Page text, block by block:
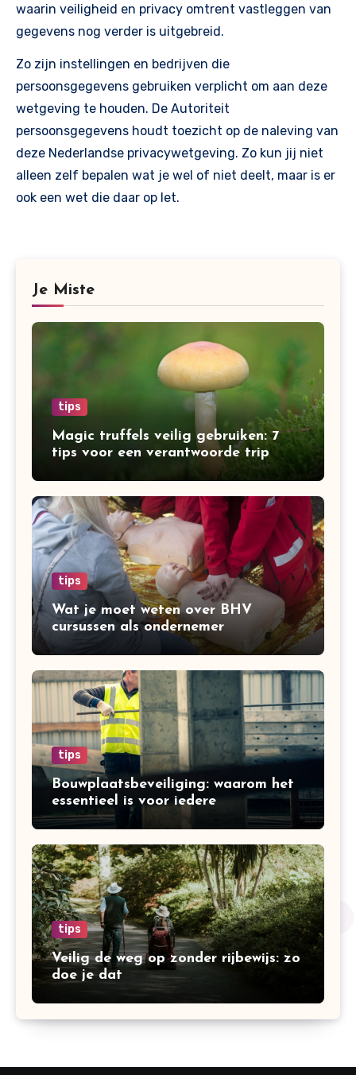
waarin veiligheid en privacy omtrent vastleggen van
gegevens nog verder is uitgebreid.
Zo zijn instellingen en bedrijven die
persoonsgegevens gebruiken verplicht om aan deze
wetgeving te houden. De Autoriteit
persoonsgegevens houdt toezicht op de naleving van
deze Nederlandse privacywetgeving. Zo kun jij niet
alleen zelf bepalen wat je wel of niet deelt, maar is er
ook een wet die daar op let.
Je Miste
tips
Magic truffels veilig gebruiken: 7
tips voor een verantwoorde trip
tips
Wat je moet weten over BHV
cursussen als ondernemer
tips
Bouwplaatsbeveiliging: waarom het
essentieel is voor iedere
bouwonderneming
tips
Veilig de weg op zonder rijbewijs: zo
doe je dat